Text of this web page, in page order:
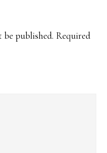
published. Required